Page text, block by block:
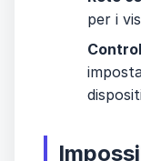
per i